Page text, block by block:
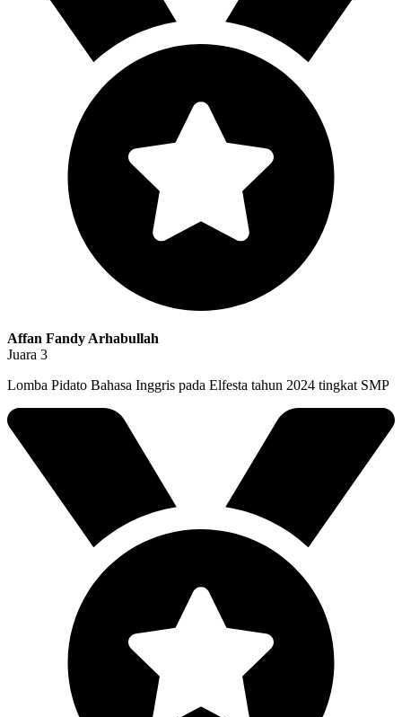
Affan Fandy Arhabullah
Juara 3
Lomba Pidato Bahasa Inggris pada Elfesta tahun 2024 tingkat SMP